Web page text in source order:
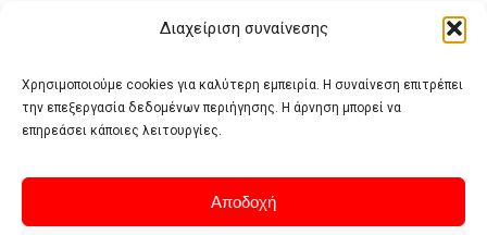
Διαχείριση συναίνεσης
Χρησιμοποιούμε cookies για καλύτερη εμπειρία. Η συναίνεση επιτρέπει
την επεξεργασία δεδομένων περιήγησης. Η άρνηση μπορεί να
επηρεάσει κάποιες λειτουργίες.
Αποδοχή
Πολυτέλεια δεν είναι το αντίθετο της ανέχειας, είναι το αντίθετο της